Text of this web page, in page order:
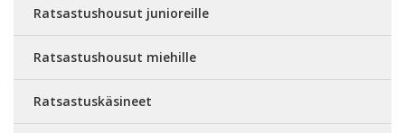
Ratsastushousut junioreille
Ratsastushousut miehille
Ratsastuskäsineet